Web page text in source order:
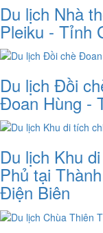
Du lịch Nhà
Pleiku - Tỉnh
Du lịch Đồi
Đoan Hùng -
Du lịch Khu
Phủ tại
Điện Biên